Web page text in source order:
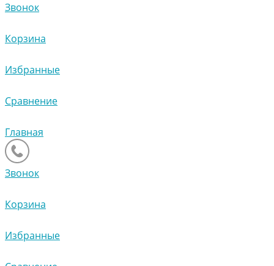
Звонок
Корзина
Избранные
Сравнение
Главная
Звонок
Корзина
Избранные